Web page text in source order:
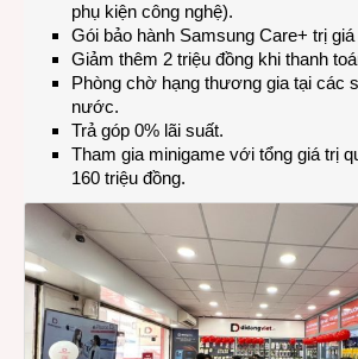
phụ kiện công nghệ).
Gói bảo hành Samsung Care+ trị giá
Giảm thêm 2 triệu đồng khi thanh
Phòng chờ hạng thương gia tại các
nước.
Trả góp 0% lãi suất.
Tham gia minigame với tổng giá trị
160 triệu đồng.